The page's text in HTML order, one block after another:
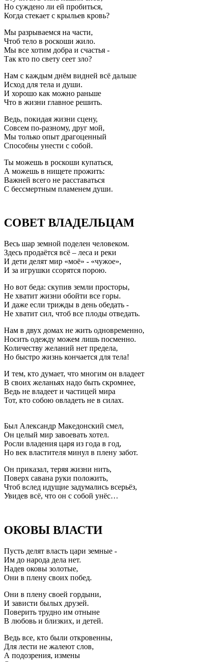
Но суждено ли ей пробиться,
Когда стекает с крыльев кровь?
Мы разрываемся на части,
Чтоб тело в роскоши жило.
Мы все хотим добра и счастья -
Так кто по свету сеет зло?
Нам с каждым днём видней всё дальше
Исход для тела и души.
И хорошо как можно раньше
Что в жизни главное решить.
Ведь, покидая жизни сцену,
Совсем по-разному, друг мой,
Мы только опыт драгоценный
Способны унести с собой.
Ты можешь в роскоши купаться,
А можешь в нищете прожить:
Важней всего не расставаться
С бессмертным пламенем души.
СОВЕТ ВЛАДЕЛЬЦАМ
Весь шар земной поделен человеком.
Здесь продаётся всё – леса и реки
И дети делят мир «моё» - «чужое»,
И за игрушки ссорятся порою.
Но вот беда: скупив земли просторы,
Не хватит жизни обойти все горы.
И даже если трижды в день обедать -
Не хватит сил, чтоб все плоды отведать.
Нам в двух домах не жить одновременно,
Носить одежду можем лишь посменно.
Количеству желаний нет предела,
Но быстро жизнь кончается для тела!
И тем, кто думает, что многим он владеет
В своих желаньях надо быть скромнее,
Ведь не владеет и частицей мира
Тот, кто собою овладеть не в силах.
Был Александр Македонский смел,
Он целый мир завоевать хотел.
Росли владения царя из года в год,
Но век властителя минул в плену забот.
Он приказал, теряя жизни нить,
Поверх савана руки положить,
Чтоб вслед идущие задумались всерьёз,
Увидев всё, что он с собой унёс…
ОКОВЫ ВЛАСТИ
Пусть делят власть цари земные -
Им до народа дела нет.
Надев оковы золотые,
Они в плену своих побед.
Они в плену своей гордыни,
И зависти былых друзей.
Поверить трудно им отныне
В любовь и близких, и детей.
Ведь все, кто были откровенны,
Для лести не жалеют слов,
А подозрения, измены